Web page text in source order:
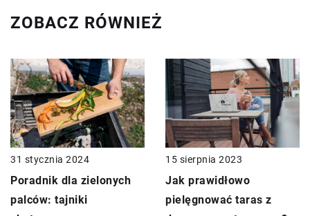
ZOBACZ RÓWNIEŻ
31 stycznia 2024
Poradnik dla zielonych
palców: tajniki
15 sierpnia 2023
Jak prawidłowo
pielęgnować taras z